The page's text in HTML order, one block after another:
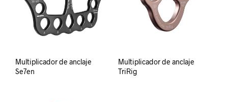
Multiplicador de anclaje
Se7en
Multiplicador de anclaje
TriRig